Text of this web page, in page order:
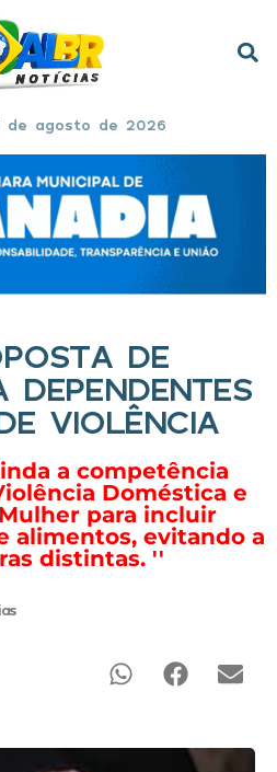
de agosto de 2026
DE
DEPENDENTES
VIOLÊNCIA
a competência
Doméstica e
para incluir
alimentos, evitando a
distintas. ''